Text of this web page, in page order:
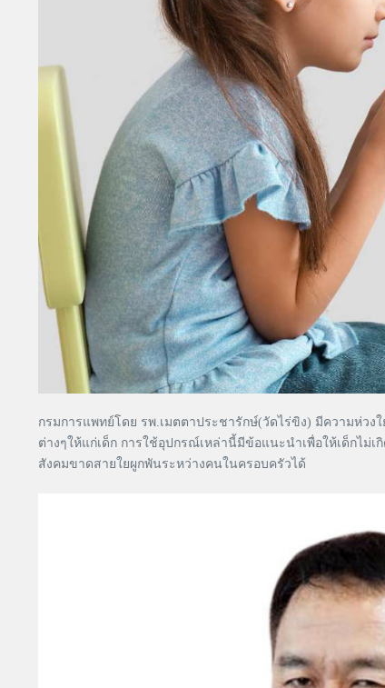
กรมการแพทย์โดย รพ.เมตตาประชารักษ์(วัดไร่ขิง) มีความห่ว
ต่างๆให้แก่เด็ก การใช้อุปกรณ์เหล่านี้มีข้อแนะนำเพื่อให้เด็กไ
สังคมขาดสายใยผูกพันระหว่างคนในครอบครัวได้